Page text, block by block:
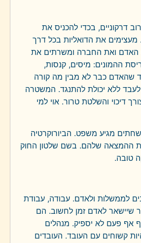
דרקוניים, בכדי להכניס את
את הדואליות בכל דרך
האדם ואת החברה ומשרתים את
ההמונים: מיסים, קנסות,
שהאדם כבר לא מבין מה קורה
ללא יכולת להתנגד. המשטרה
דיכוי והשלטת טרור. אוי למי
מגיע משפט. הביורוקרטיה
ההמצאה שלהם. בשם שלטון החוק
טובה.
לממשלות ולאדם. עבודה, עבודת
שיישאר לאדם זמן לחשוב. הם
אף פעם לא יספיק. מנהלים
קשוחים עם העובד. העובדים